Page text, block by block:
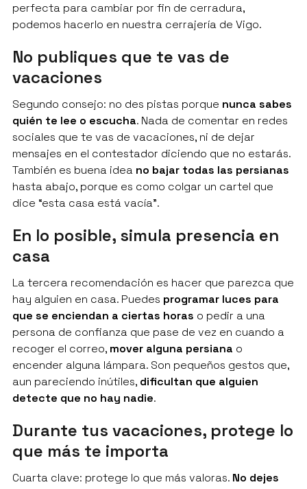
perfecta para cambiar por fin de cerradura,
podemos hacerlo en nuestra cerrajería de Vigo.
No publiques que te vas de
vacaciones
Segundo consejo: no des pistas porque nunca sabes
quién te lee o escucha. Nada de comentar en redes
sociales que te vas de vacaciones, ni de dejar
mensajes en el contestador diciendo que no estarás.
También es buena idea no bajar todas las persianas
hasta abajo, porque es como colgar un cartel que
dice “esta casa está vacía”.
En lo posible, simula presencia en
casa
La tercera recomendación es hacer que parezca que
hay alguien en casa. Puedes programar luces para
que se enciendan a ciertas horas o pedir a una
persona de confianza que pase de vez en cuando a
recoger el correo, mover alguna persiana o
encender alguna lámpara. Son pequeños gestos que,
aun pareciendo inútiles, dificultan que alguien
detecte que no hay nadie.
Durante tus vacaciones, protege lo
que más te importa
Cuarta clave: protege lo que más valoras. No dejes